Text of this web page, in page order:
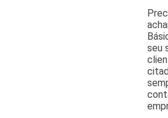
seu